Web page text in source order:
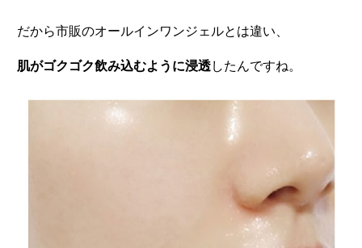
だから市販のオールインワンジェルとは違い、
肌がゴクゴク飲み込むように浸透したんですね。